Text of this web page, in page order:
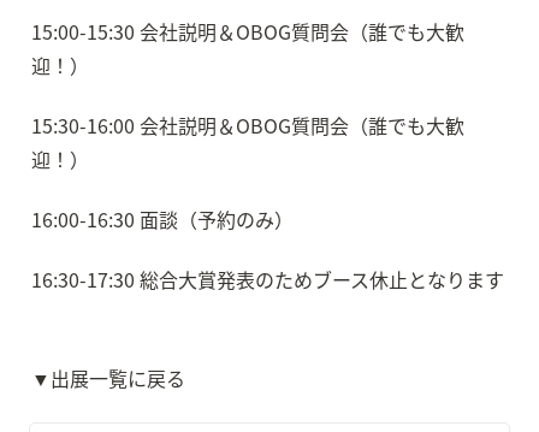
15:00-15:30 会社説明＆OBOG質問会（誰でも大歓
迎！）
15:30-16:00 会社説明＆OBOG質問会（誰でも大歓
迎！）
16:00-16:30 面談（予約のみ）
16:30-17:30 総合大賞発表のためブース休止となります
▼出展一覧に戻る